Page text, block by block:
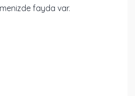
fayda var.